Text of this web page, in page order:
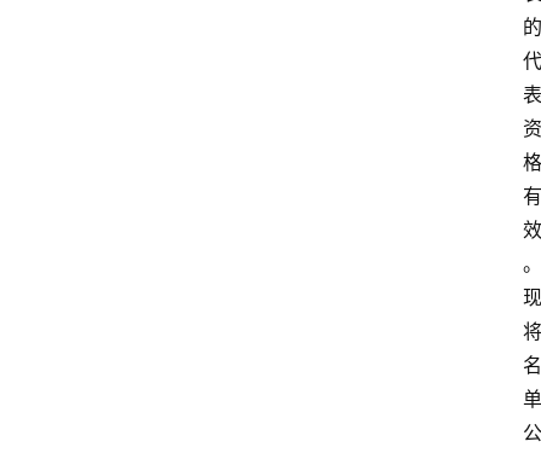
的
代
表
资
格
有
效
。
现
将
名
单
公